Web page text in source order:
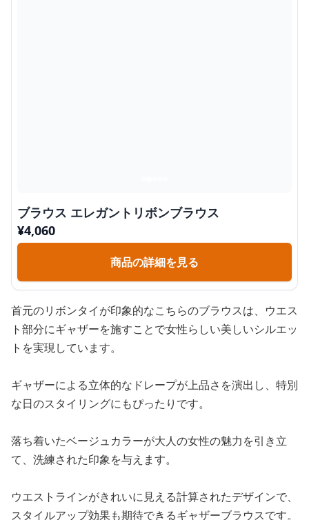
ブラウス エレガントリボンブラウス
¥4,060
商品の詳細を見る
首元のリボンタイが印象的なこちらのブラウスは、ウエス
ト部分にギャザーを施すことで女性らしい美しいシルエッ
トを実現しています。
ギャザーによる立体的なドレープが上品さを演出し、特別
な日のスタイリングにもぴったりです。
落ち着いたベージュカラーが大人の女性の魅力を引き立
て、洗練された印象を与えます。
ウエストラインがきれいに見える計算されたデザインで、
スタイルアップ効果も期待できるギャザーブラウスです。